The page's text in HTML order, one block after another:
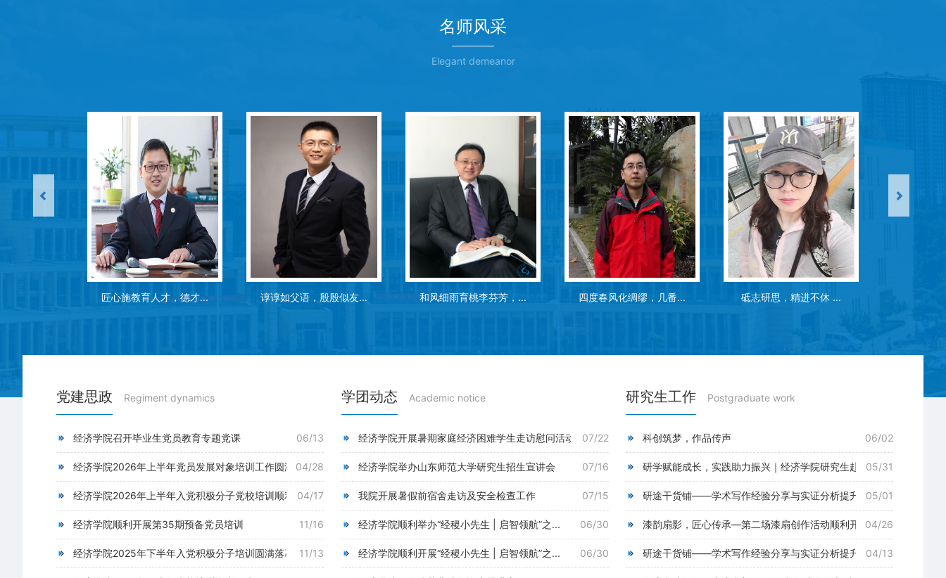
名师风采
Elegant demeanor
谆谆如父语，殷殷似友... 和风细雨育桃李芬芳，... 四度春风化绸缪，几番... 砥志研思，精进不休 ... 教育如同一门艺术，做...
党建思政 Regiment dynamics
经济学院召开毕业生党员教育专题党课 06/13
经济学院2026年上半年党员发展对象培训工作圆满...04/28
经济学院2026年上半年入党积极分子党校培训顺利...04/17
经济学院顺利开展第35期预备党员培训 11/16
经济学院2025年下半年入党积极分子培训圆满落幕 11/13
学团动态 Academic notice
经济学院开展暑期家庭经济困难学生走访慰问活动 07/22
经济学院举办山东师范大学研究生招生宣讲会 07/16
我院开展暑假前宿舍走访及安全检查工作 07/15
经济学院顺利举办“经稷小先生 | 启智领航”之... 06/30
经济学院顺利开展“经稷小先生 | 启智领航”之... 06/30
研究生工作 Postgraduate work
科创筑梦，作品传声 06/02
研学赋能成长，实践助力振兴｜经济学院研究生赴...05/31
研途干货铺——学术写作经验分享与实证分析提升研...05/01
漆韵扇影，匠心传承—第二场漆扇创作活动顺利开...04/26
研途干货铺——学术写作经验分享与实证分析提升研...04/13